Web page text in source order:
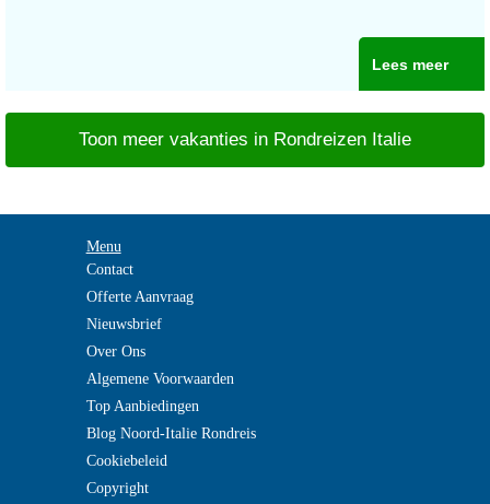
Lees meer
Toon meer vakanties in Rondreizen Italie
Menu
Contact
Offerte Aanvraag
Nieuwsbrief
Over Ons
Algemene Voorwaarden
Top Aanbiedingen
Blog Noord-Italie Rondreis
Cookiebeleid
Copyright